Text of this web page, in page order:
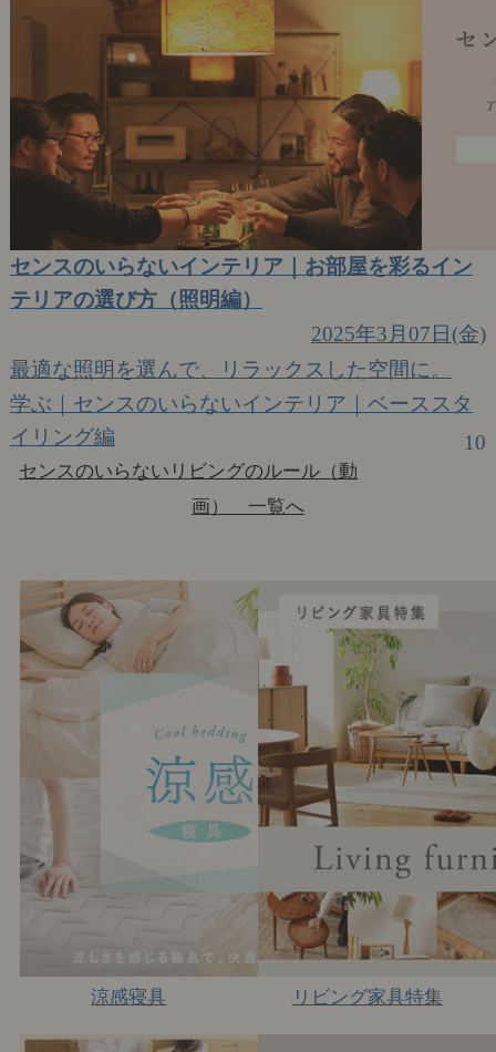
センスのいらないインテリア｜お部屋を彩るイン
テリアの選び方（照明編）
2025年3月07日(金)
最適な照明を選んで、リラックスした空間に。
学ぶ｜センスのいらないインテリア｜ベーススタ
イリング編
10
センスのいらないリビングのルール（動
画） 一覧へ
涼感寝具 リビング家具特集